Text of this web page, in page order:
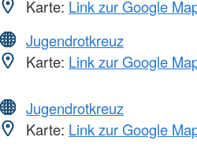
Karte: Link zur Google
Jugendrotkreuz
Karte: Link zur Google
Jugendrotkreuz
Karte: Link zur Google